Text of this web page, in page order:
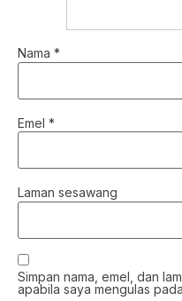
Nama *
Emel *
Laman sesawang
Simpan nama, emel, dan
apabila saya mengulas